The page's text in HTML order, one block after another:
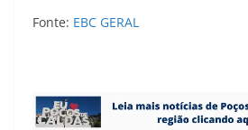
Fonte: EBC GERAL